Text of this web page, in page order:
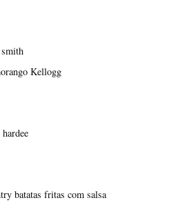
Kellogg
batatas fritas com salsa